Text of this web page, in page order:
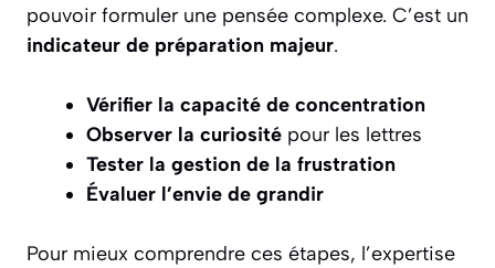
pouvoir formuler une pensée complexe. C’est un
indicateur de préparation majeur.
Vérifier la capacité de concentration
Observer la curiosité pour les lettres
Tester la gestion de la frustration
Évaluer l’envie de grandir
Pour mieux comprendre ces étapes, l’expertise